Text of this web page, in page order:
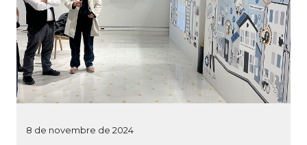
8 de novembre de 2024